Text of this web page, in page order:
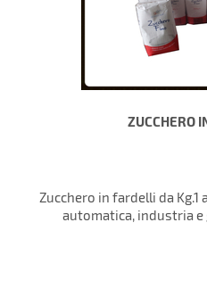
ZUCCHERO
Zucchero in fardelli da
automatica, industria